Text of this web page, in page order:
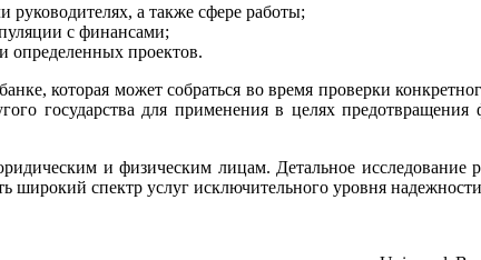
а также сфере работы;
с финансами;
определенных проектов.
которая может собраться во время проверки
государства для применения в целях предотвращения
и физическим лицам. Детальное исследование
широкий спектр услуг исключительного уровня